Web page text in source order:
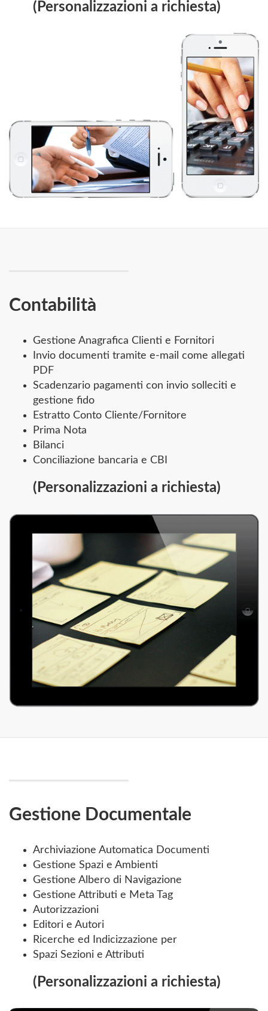
(Personalizzazioni a richiesta)
Contabilità
Gestione Anagrafica Clienti e Fornitori
Invio documenti tramite e-mail come allegati
PDF
Scadenzario pagamenti con invio solleciti e
gestione fido
Estratto Conto Cliente/Fornitore
Prima Nota
Bilanci
Conciliazione bancaria e CBI
(Personalizzazioni a richiesta)
Gestione Documentale
Archiviazione Automatica Documenti
Gestione Spazi e Ambienti
Gestione Albero di Navigazione
Gestione Attributi e Meta Tag
Autorizzazioni
Editori e Autori
Ricerche ed Indicizzazione per
Spazi Sezioni e Attributi
(Personalizzazioni a richiesta)